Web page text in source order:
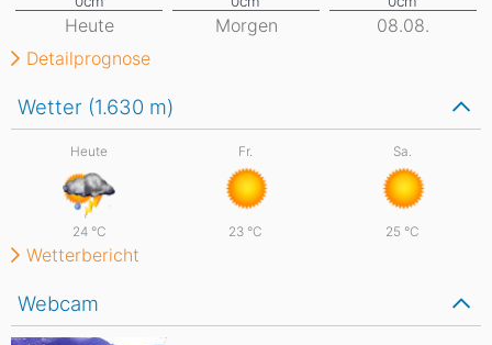
Wetter (1.630 m)
Heute
24 °C
Fr.
23 °C
Sa.
25 °C
Wetterbericht
Webcam
Heute Morgen
08.08.
Detailprognose